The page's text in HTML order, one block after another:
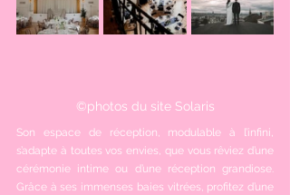
©photos du site Solaris
Son espace de réception, modulable à l’infini,
s’adapte à toutes vos envies, que vous rêviez d’une
cérémonie intime ou d’une réception grandiose.
Grâce à ses immenses baies vitrées, profitez d’une